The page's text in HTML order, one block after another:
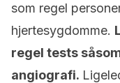
som regel
hjertesygdomme.
regel tests
angiografi.